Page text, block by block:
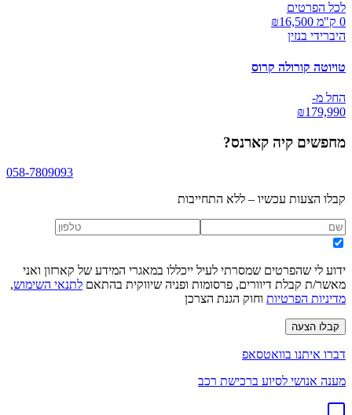
לכל הפרטים
0 ק"מ ₪
16,500
היברידי בנזין
טויוטה קורולה קרוס
החל מ-
₪179,990
מחפשים קיה קארנס?
058-7809093
קבלו הצעות עכשיו – ללא התחייבות
ידוע לי שהפרטים שמסרתי לעיל ייכללו במאגרי המידע של קארזון ואני
מאשר/ת קבלת דיוורים, פרסומות ופניה שיווקית בהתאם לתנאי השימוש,
מדיניות הפרטיות וחוק הגנת הצרכן
קבלו הצעה
דברו איתנו בוואטסאפ
מענה אנושי לסיוע ברכישת רכב